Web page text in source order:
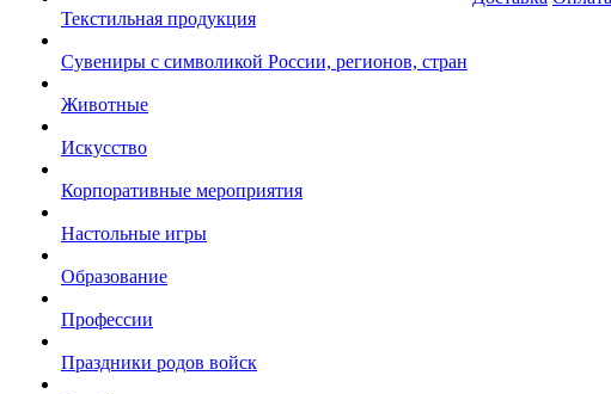
Текстильная продукция
Сувениры с символикой России, регионов, стран
Животные
Искусство
Корпоративные мероприятия
Настольные игры
Образование
Профессии
Праздники родов войск